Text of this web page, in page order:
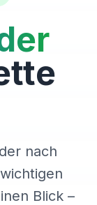
nach
Blick –